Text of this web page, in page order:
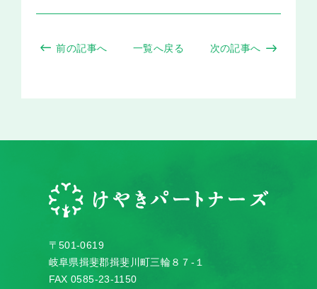
前の記事へ 一覧へ戻る 次の記事へ
〒501-0619
岐阜県揖斐郡揖斐川町三輪８７-１
FAX 0585-23-1150